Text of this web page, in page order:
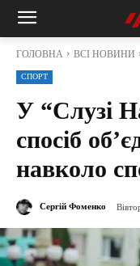
ГОЛОВНА ВСІ НОВИНИ
СПОРТ
У “Слузі
спосіб
навколо
Сергій Фоменко